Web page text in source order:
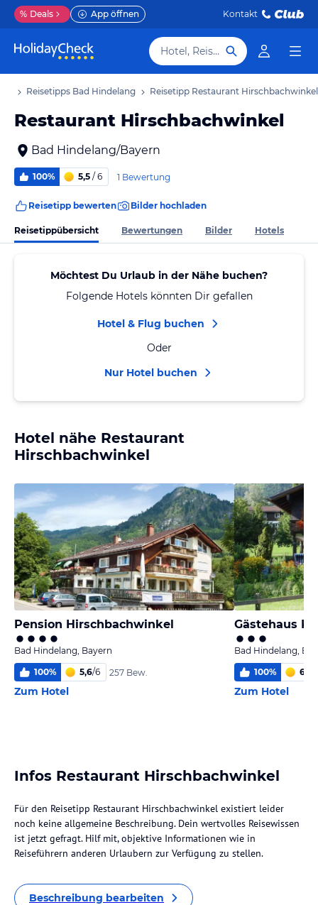
% Deals App öffnen Kontakt
Hotel, Reiseziel
Reisetipps Bad Hindelang Reisetipp Restaurant Hirschbachwinkel
Restaurant Hirschbachwinkel
Bad Hindelang/Bayern
100% 5,5 / 6 1 Bewertung
Reisetipp bewerten Bilder hochladen
Reisetippübersicht Bewertungen Bilder Hotels
Möchtest Du Urlaub in der Nähe buchen?
Folgende Hotels könnten Dir gefallen
Hotel & Flug buchen
Oder
Nur Hotel buchen
Hotel nähe Restaurant
Hirschbachwinkel
Pension Hirschbachwinkel
Bad Hindelang, Bayern
100% 5,6/6 257 Bew.
Zum Hotel
Gästehaus
Bad Hindelang,
100% 6,0
Zum Hotel
Infos Restaurant Hirschbachwinkel
Für den Reisetipp Restaurant Hirschbachwinkel existiert leider
noch keine allgemeine Beschreibung. Dein wertvolles Reisewissen
ist jetzt gefragt. Hilf mit, objektive Informationen wie in
Reiseführern anderen Urlaubern zur Verfügung zu stellen.
Beschreibung bearbeiten